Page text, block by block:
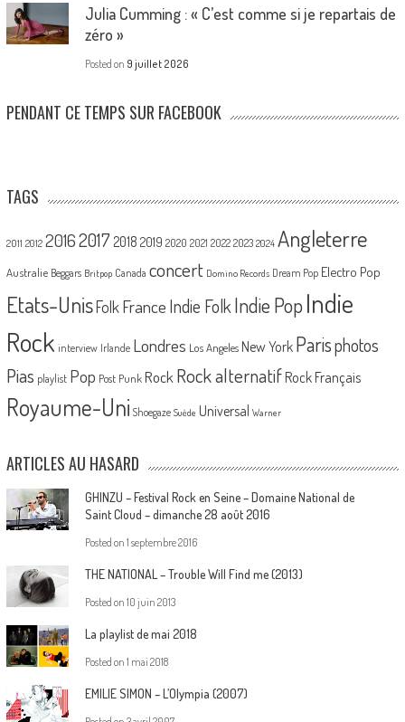
Julia Cumming : « C’est comme si je repartais de
zéro »
Posted on 9 juillet 2026
PENDANT CE TEMPS SUR FACEBOOK
TAGS
2011 2012 20162017 2018 2019 2020 2021 2022 2023 2024 Angleterre
Australie Beggars Britpop Canada concert Domino Records Dream Pop Electro Pop
Etats-UnisFolk France Indie FolkIndie PopIndie
Rock interview Irlande Londres Los Angeles New York Parisphotos
Pias playlist Pop Post Punk Rock Rock alternatif Rock Français
Royaume-Uni Shoegaze Suède Universal Warner
ARTICLES AU HASARD
GHINZU – Festival Rock en Seine – Domaine National de
Saint Cloud – dimanche 28 août 2016
Posted on 1 septembre 2016
THE NATIONAL – Trouble Will Find me (2013)
Posted on 10 juin 2013
La playlist de mai 2018
Posted on 1 mai 2018
EMILIE SIMON – L’Olympia (2007)